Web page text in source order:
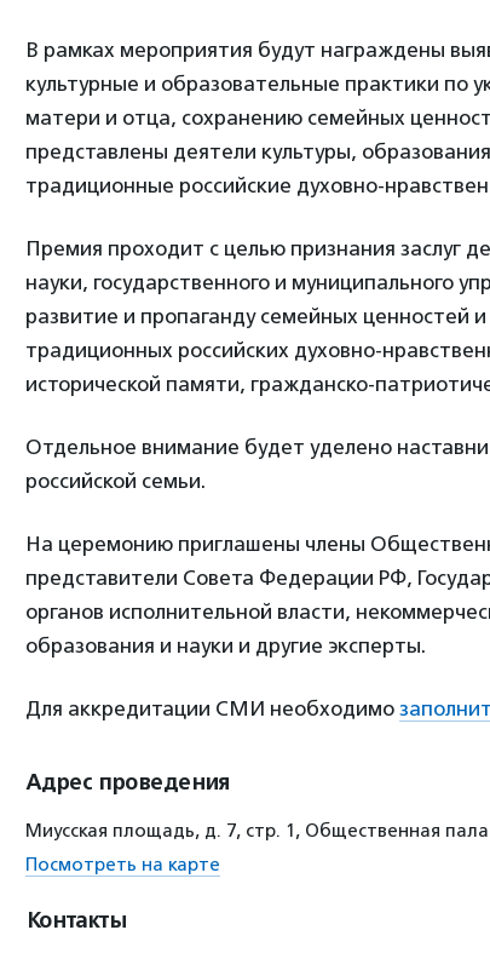
В рамках мероприятия будут награждены
культурные и образовательные практики по
матери и отца, сохранению семейных
представлены деятели культуры,
традиционные российские духовно-
Премия проходит с целью признания заслуг
науки, государственного и муниципального
развитие и пропаганду семейных ценностей
традиционных российских духовно-
исторической памяти, гражданско-
Отдельное внимание будет уделено
российской семьи.
На церемонию приглашены члены
представители Совета Федерации РФ,
органов исполнительной власти,
образования и науки и другие эксперты.
Для аккредитации СМИ необходимо
Адрес проведения
Миусская площадь, д. 7, стр. 1, Общественная
Посмотреть на карте
Контакты